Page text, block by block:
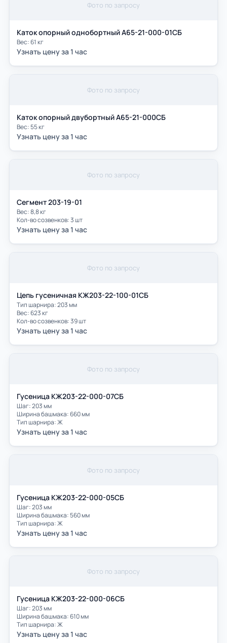
Фото по запросу
Каток опорный однобортный А65-21-000-01СБ
Вес: 61 кг
Узнать цену за 1 час
Фото по запросу
Каток опорный двубортный А65-21-000СБ
Вес: 55 кг
Узнать цену за 1 час
Фото по запросу
Сегмент 203-19-01
Вес: 8,8 кг
Кол-во созвенков: 3 шт
Узнать цену за 1 час
Фото по запросу
Цепь гусеничная КЖ203-22-100-01СБ
Тип шарнира: 203 мм
Вес: 623 кг
Кол-во созвенков: 39 шт
Узнать цену за 1 час
Фото по запросу
Гусеница КЖ203-22-000-07СБ
Шаг: 203 мм
Ширина башмака: 660 мм
Тип шарнира: Ж
Узнать цену за 1 час
Фото по запросу
Гусеница КЖ203-22-000-05СБ
Шаг: 203 мм
Ширина башмака: 560 мм
Тип шарнира: Ж
Узнать цену за 1 час
Фото по запросу
Гусеница КЖ203-22-000-06СБ
Шаг: 203 мм
Ширина башмака: 610 мм
Тип шарнира: Ж
Узнать цену за 1 час